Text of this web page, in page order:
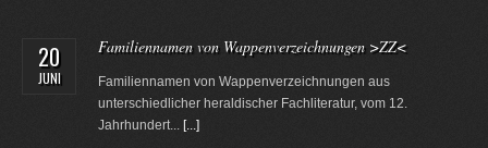
20
JUNI
Familiennamen von Wappenverzeichnungen >ZZ<
Familiennamen von Wappenverzeichnungen aus
unterschiedlicher heraldischer Fachliteratur, vom 12.
Jahrhundert... [...]